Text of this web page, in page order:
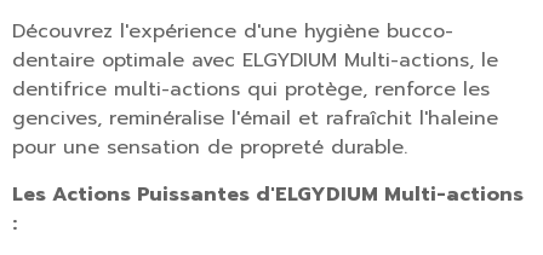
Découvrez l'expérience d'une hygiène bucco-
dentaire optimale avec ELGYDIUM Multi-actions, le
dentifrice multi-actions qui protège, renforce les
gencives, reminéralise l'émail et rafraîchit l'haleine
pour une sensation de propreté durable.
Les Actions Puissantes d'ELGYDIUM Multi-actions
: